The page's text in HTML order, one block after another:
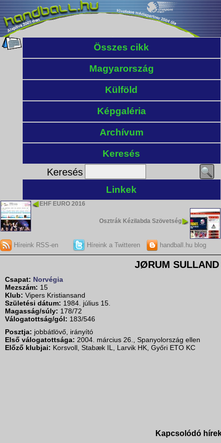
Összes cikk
Magyarország
Külföld
Képgaléria
Archívum
Keresés
Keresés
Linkek
EHF EURO 2016
Osztrák Kézilabda Szövetség
Híreink RSS-en Híreink a Twitteren handball.hu blog
JØRUM
Csapat: Norvégia
Mezszám: 15
Klub: Vipers Kristiansand
Születési dátum: 1984. július 15.
Magasság/súly: 178/72
Válogatottság/gól: 183/546
Posztja: jobbátlövő, irányító
Első válogatottsága: 2004. március 26., Spanyolország ellen
Előző klubjai: Korsvoll, Stabæk IL, Larvik HK, Győri ETO KC
Kapcsolódó